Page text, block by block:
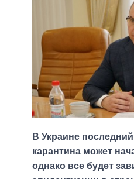
В Украине
карантина может
однако все будет